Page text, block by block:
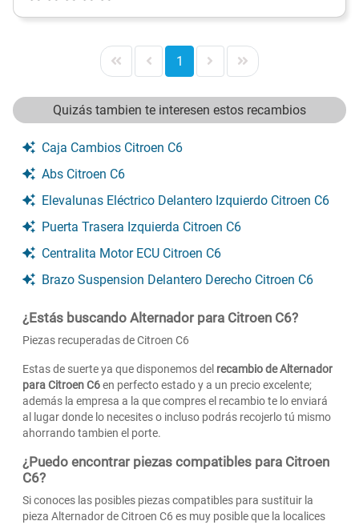
1
Quizás tambien te interesen estos recambios
Caja Cambios Citroen C6
Abs Citroen C6
Elevalunas Eléctrico Delantero Izquierdo Citroen C6
Puerta Trasera Izquierda Citroen C6
Centralita Motor ECU Citroen C6
Brazo Suspension Delantero Derecho Citroen C6
¿Estás buscando Alternador para Citroen C6?
Piezas recuperadas de Citroen C6
Estas de suerte ya que disponemos del recambio de Alternador
para Citroen C6en perfecto estado y a un precio excelente;
además la empresa a la que compres el recambio te lo enviará
al lugar donde lo necesites o incluso podrás recojerlo tú mismo
ahorrando tambien el porte.
¿Puedo encontrar piezas compatibles para Citroen
C6?
Si conoces las posibles piezas compatibles para sustituir la
pieza Alternador de Citroen C6 es muy posible que la localices